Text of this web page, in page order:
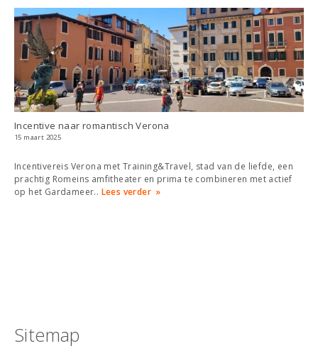
Incentive naar romantisch Verona
15 maart 2025
Incentivereis Verona met Training&Travel, stad van de liefde, een
prachtig Romeins amfitheater en prima te combineren met actief
op het Gardameer.. Lees verder
Sitemap